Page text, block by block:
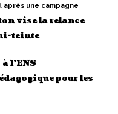
une campagne
vise la relance
teinte
l’ENS
pour les